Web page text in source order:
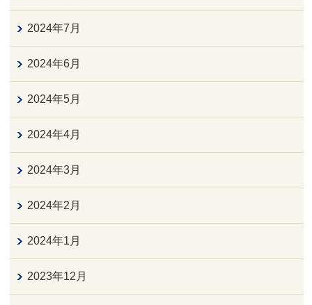
2024年7月
2024年6月
2024年5月
2024年4月
2024年3月
2024年2月
2024年1月
2023年12月